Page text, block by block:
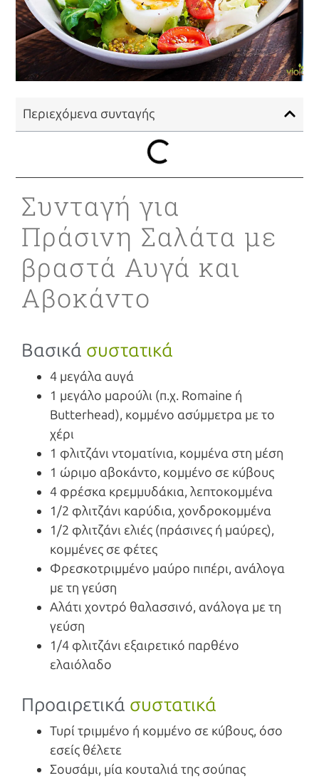
Περιεχόμενα συνταγής
Συνταγή για
Πράσινη Σαλάτα με
βραστά Αυγά και
Αβοκάντο
Βασικά συστατικά
4 μεγάλα αυγά
1 μεγάλο μαρούλι (π.χ. Romaine ή
Butterhead), κομμένο ασύμμετρα με το
χέρι
1 φλιτζάνι ντοματίνια, κομμένα στη μέση
1 ώριμο αβοκάντο, κομμένο σε κύβους
4 φρέσκα κρεμμυδάκια, λεπτοκομμένα
1/2 φλιτζάνι καρύδια, χονδροκομμένα
1/2 φλιτζάνι ελιές (πράσινες ή μαύρες),
κομμένες σε φέτες
Φρεσκοτριμμένο μαύρο πιπέρι, ανάλογα
με τη γεύση
Αλάτι χοντρό θαλασσινό, ανάλογα με τη
γεύση
1/4 φλιτζάνι εξαιρετικό παρθένο
ελαιόλαδο
Προαιρετικά συστατικά
Τυρί τριμμένο ή κομμένο σε κύβους, όσο
εσείς θέλετε
Σουσάμι, μία κουταλιά της σούπας